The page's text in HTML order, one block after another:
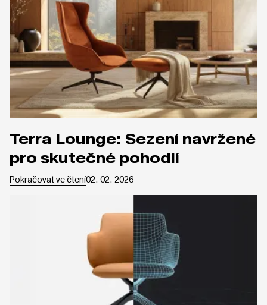
Terra Lounge: Sezení navržené
pro skutečné pohodlí
Pokračovat ve čtení02. 02. 2026